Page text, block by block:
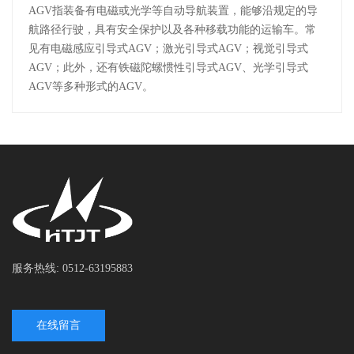
AGV指装备有电磁或光学等自动导航装置，能够沿规定的导
航路径行驶，具有安全保护以及各种移载功能的运输车。常
见有电磁感应引导式AGV；激光引导式AGV；视觉引导式
AGV；此外，还有铁磁陀螺惯性引导式AGV、光学引导式
AGV等多种形式的AGV。
服务热线: 0512-63195883
在线留言